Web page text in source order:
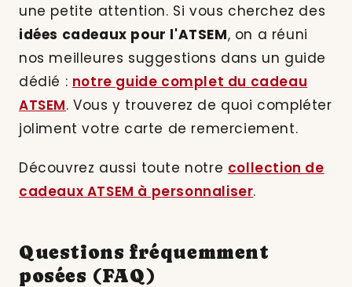
une petite attention. Si vous cherchez des
idées cadeaux pour l'ATSEM, on a réuni
nos meilleures suggestions dans un guide
dédié : notre guide complet du cadeau
ATSEM. Vous y trouverez de quoi compléter
joliment votre carte de remerciement.
Découvrez aussi toute notre collection de
cadeaux ATSEM à personnaliser.
Questions fréquemment
posées (FAQ)